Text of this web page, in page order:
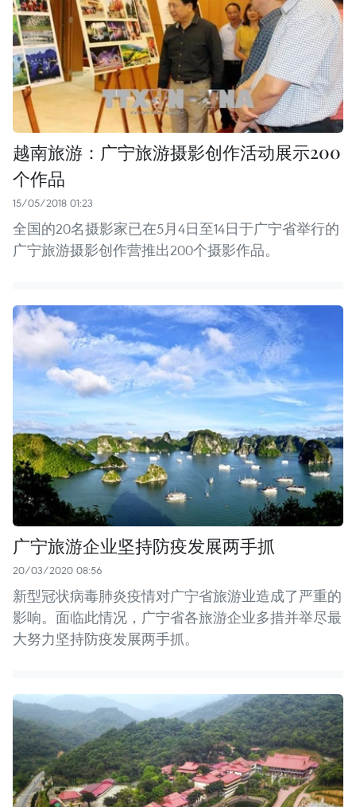
越南旅游：广宁旅游摄影创作活动展示200
个作品
15/05/2018 01:23
全国的20名摄影家已在5月4日至14日于广宁省举行的
广宁旅游摄影创作营推出200个摄影作品。
广宁旅游企业坚持防疫发展两手抓
20/03/2020 08:56
新型冠状病毒肺炎疫情对广宁省旅游业造成了严重的
影响。面临此情况，广宁省各旅游企业多措并举尽最
大努力坚持防疫发展两手抓。